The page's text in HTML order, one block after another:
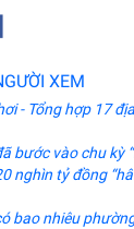
XEM
- Tổng hợp 17
bước vào chu kỳ
nghìn tỷ đồng
bao nhiêu